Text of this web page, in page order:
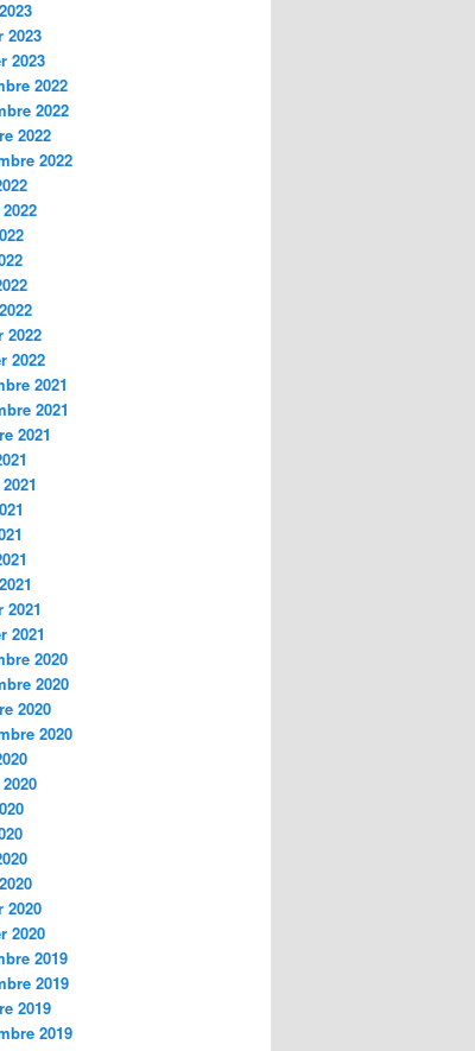
2023
2023
2022
2022
2022
2022
2022
2022
2021
2021
2021
2021
2021
2020
2020
2020
2020
2020
2020
2019
2019
2019
2019